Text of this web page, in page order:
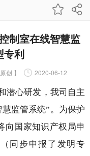
制室在线智慧监
专利
创 】 2020-06-12
潜心研发，我司自主
监管系统”。为保护
向国家知识产权局申
同步申报了发明专